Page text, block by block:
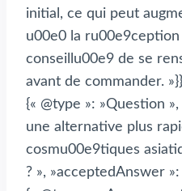
initial, ce qui peut
u00e0 la
conseillu00e9 de se
avant de commander.
{« @type »: »Question
une alternative plus
cosmu00e9tiques
? », »acceptedAnswer »: